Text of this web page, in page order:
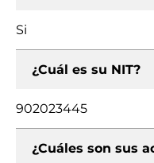
Si
¿Cuál es su NIT?
902023445
¿Cuáles son sus